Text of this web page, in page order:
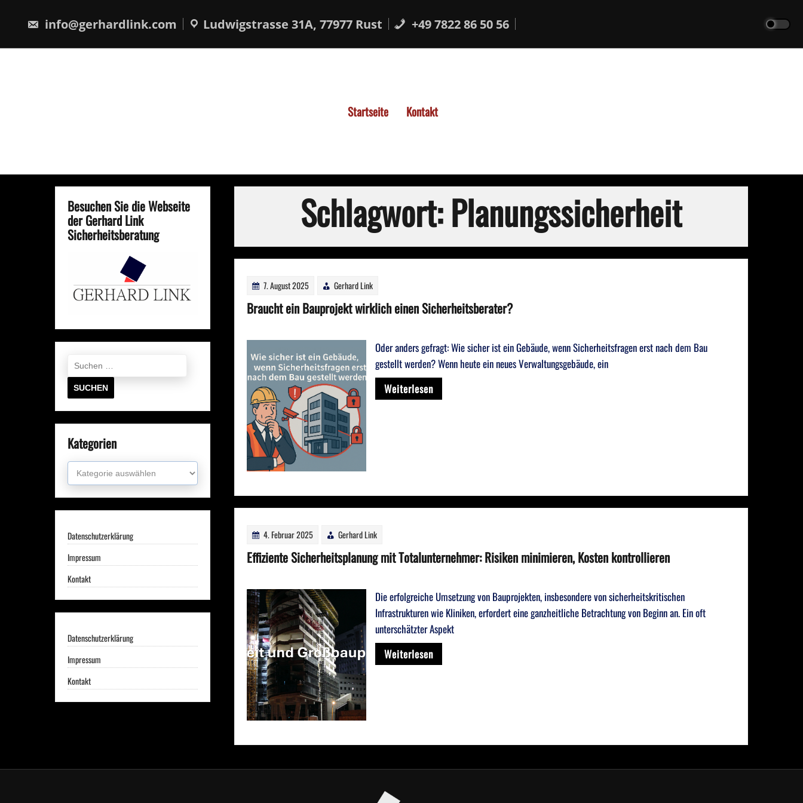
info@gerhardlink.com Ludwigstrasse 31A, 77977 Rust +49 7822 86 50 56
Startseite Kontakt
Schlagwort:Planungssicherheit
7. August 2025 Gerhard Link
Braucht ein Bauprojekt wirklich einen Sicherheitsberater?
Oder anders gefragt: Wie sicher ist ein Gebäude, wenn Sicherheitsfragen erst nach dem Bau
gestellt werden? Wenn heute ein neues Verwaltungsgebäude, ein
Weiterlesen
4. Februar 2025 Gerhard Link
Effiziente Sicherheitsplanung mit Totalunternehmer: Risiken minimieren, Kosten kontrollieren
Die erfolgreiche Umsetzung von Bauprojekten, insbesondere von sicherheitskritischen
Infrastrukturen wie Kliniken, erfordert eine ganzheitliche Betrachtung von Beginn an. Ein oft
unterschätzter Aspekt
Weiterlesen
Besuchen Sie die Webseite
der Gerhard Link
Sicherheitsberatung
nach:
Kategorien
Kategorien
Datenschutzerklärung
Impressum
Kontakt
Datenschutzerklärung
Impressum
Kontakt